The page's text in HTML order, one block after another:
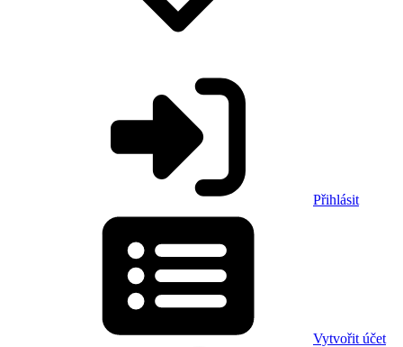
Přihlásit
Vytvořit účet